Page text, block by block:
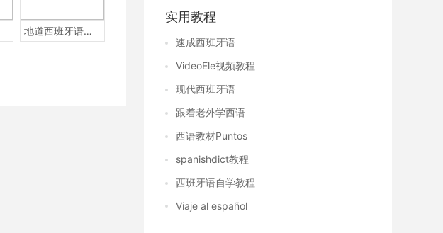
地道西班牙语必备
实用教程
速成西班牙语
VideoEle视频教程
现代西班牙语
跟着老外学西语
西语教材Puntos
spanishdict教程
西班牙语自学教程
Viaje al español